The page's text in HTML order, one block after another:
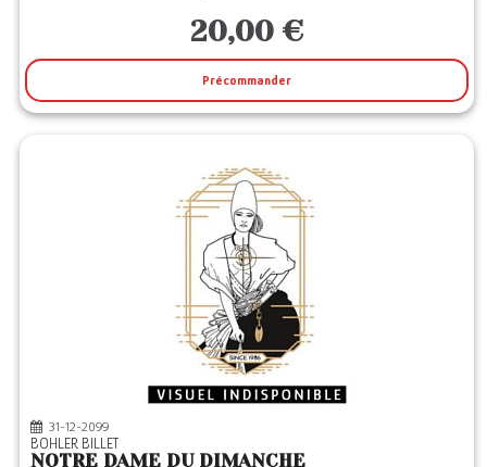
20,00 €
Précommander
31-12-2099
BOHLER BILLET
NOTRE DAME DU DIMANCHE